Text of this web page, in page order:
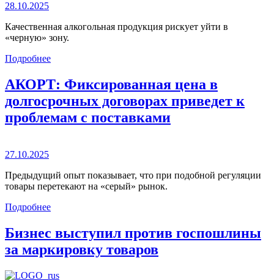
28.10.2025
Качественная алкогольная продукция рискует уйти в
«черную» зону.
Подробнее
АКОРТ: Фиксированная цена в
долгосрочных договорах приведет к
проблемам с поставками
27.10.2025
Предыдущий опыт показывает, что при подобной регуляции
товары перетекают на «серый» рынок.
Подробнее
Бизнес выступил против госпошлины
за маркировку товаров